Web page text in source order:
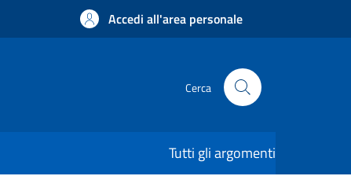
Accedi all'area personale
Cerca
Tutti gli argomenti